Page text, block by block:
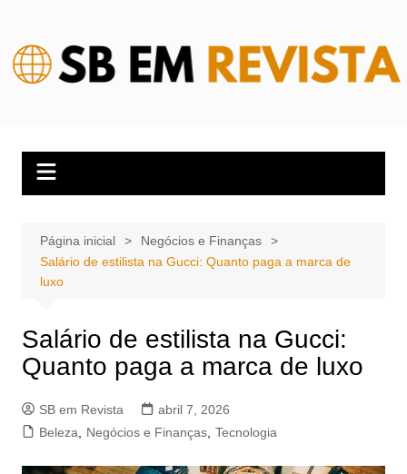
conteúdo
Página inicial
Negócios e Finanças
Salário de estilista na Gucci: Quanto paga a marca de
luxo
Salário de estilista na Gucci:
Quanto paga a marca de luxo
SB em Revista
abril 7, 2026
Beleza
Negócios e Finanças, Tecnologia